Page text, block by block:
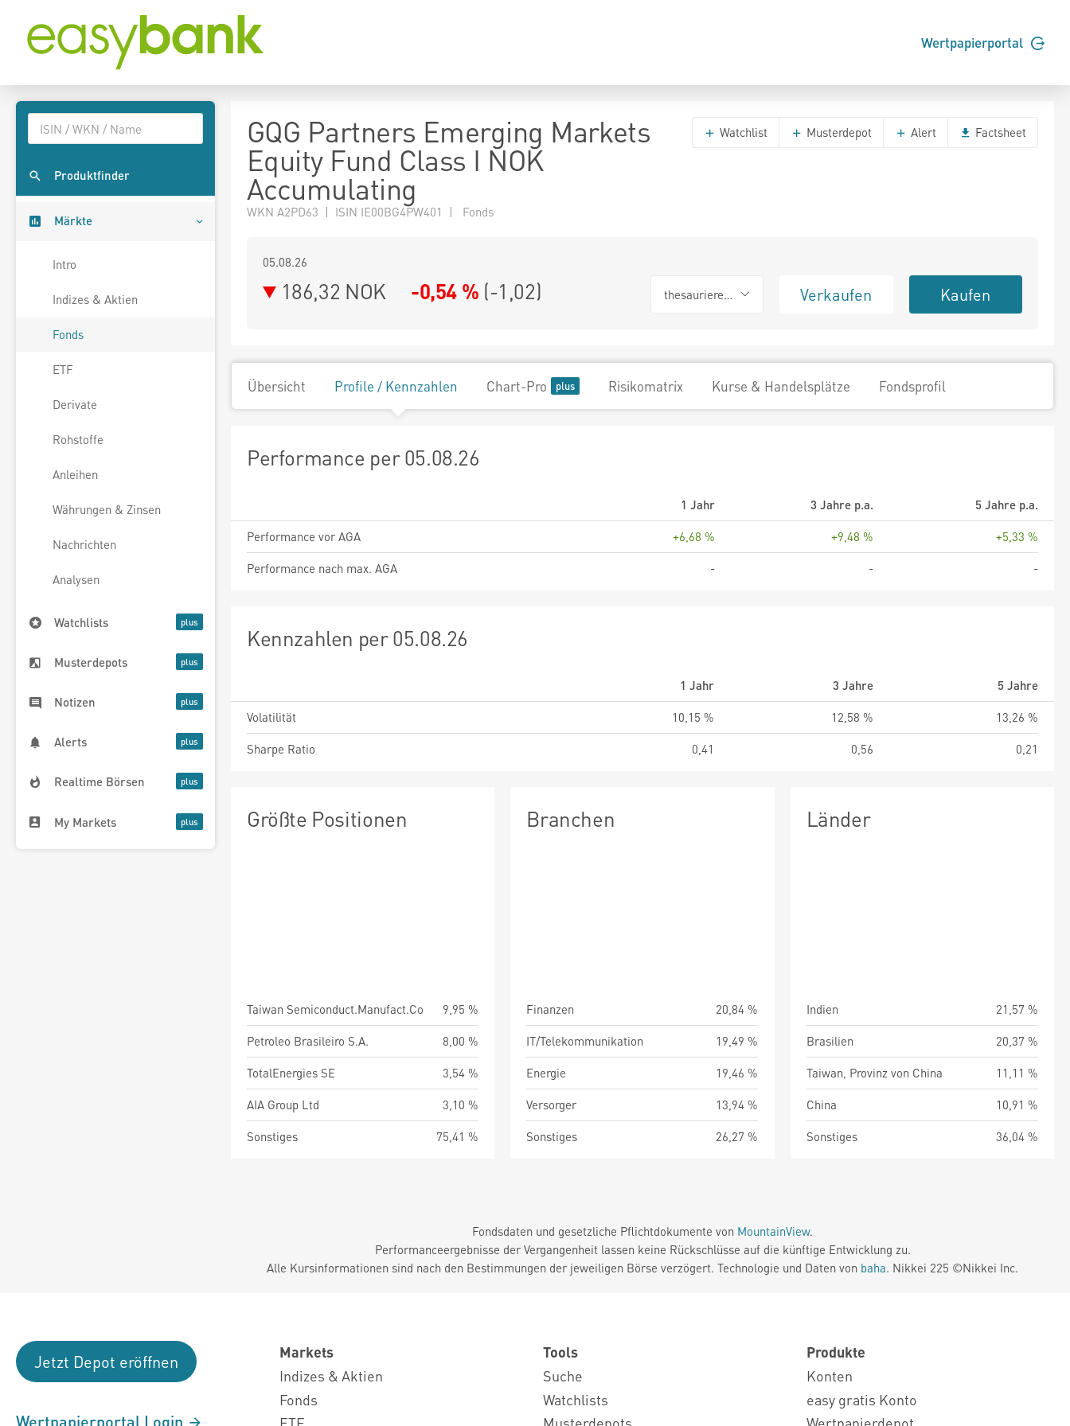
Wertpapierportal
Produktfinder
Märkte
Intro
Indizes & Aktien
Fonds
ETF
Derivate
Rohstoffe
Anleihen
Währungen & Zinsen
Nachrichten
Analysen
Watchlists
Musterdepots
Notizen
Alerts
Realtime Börsen
My Markets
GQG Partners Emerging Markets
Equity Fund Class I NOK
Accumulating
WKN A2PD63 | ISIN IE00BG4PW401 | Fonds
Watchlist Musterdepot Alert Factsheet
05.08.26
186,32 NOK -0,54 % (-1,02) thesaurierend Verkaufen Kaufen
Übersicht Profile / Kennzahlen Chart-Pro Risikomatrix Kurse & Handelsplätze Fondsprofil
Performance per 05.08.26
1 Jahr 3 Jahre p.a.
5 Jahre p.a.
Performance vor AGA
+6,68 % +9,48 %
+5,33 %
Performance nach max. AGA
- - -
Kennzahlen per 05.08.26
1 Jahr 3 Jahre
5 Jahre
Volatilität
10,15 % 12,58 %
13,26 %
Sharpe Ratio
0,41 0,56 0,21
Größte Positionen
Taiwan Semiconduct.Manufact.Co
9,95 %
Petroleo Brasileiro S.A.
8,00 %
TotalEnergies SE
3,54 %
AIA Group Ltd
3,10 %
Sonstiges
75,41 %
Branchen
Finanzen
20,84 %
IT/Telekommunikation
19,49 %
Energie
19,46 %
Versorger
13,94 %
Sonstiges
26,27 %
Länder
Indien
21,57 %
Brasilien
20,37 %
Taiwan, Provinz von China
11,11 %
China
10,91 %
Sonstiges
36,04 %
Fondsdaten und gesetzliche Pflichtdokumente von MountainView.
Performanceergebnisse der Vergangenheit lassen keine Rückschlüsse auf die künftige Entwicklung zu.
Alle Kursinformationen sind nach den Bestimmungen der jeweiligen Börse verzögert. Technologie und Daten von baha. Nikkei 225 ©Nikkei Inc.
Jetzt Depot eröffnen
Wertpapierportal Login
Markets
Indizes & Aktien
Fonds
Tools
Suche
Watchlists
Produkte
Konten
easy gratis Konto